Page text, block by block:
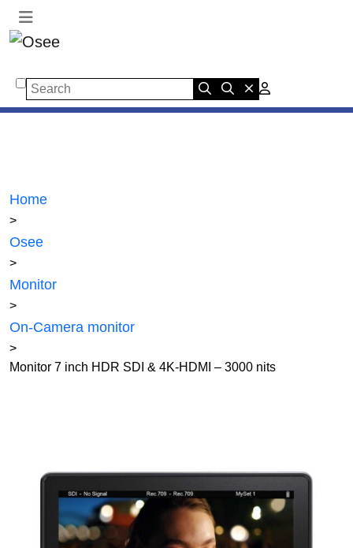
Search
Home
>
Osee
>
Monitor
>
On-Camera monitor
>
Monitor 7 inch HDR SDI & 4K-HDMI – 3000 nits